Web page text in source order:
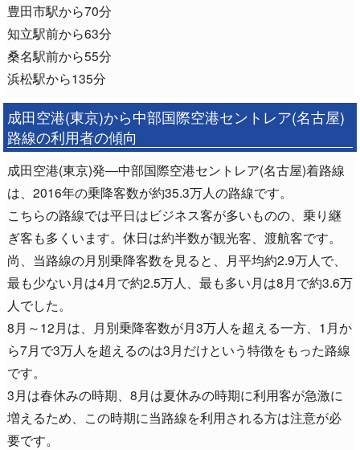
豊田市駅から70分
知立駅前から63分
桑名駅前から55分
浜松駅から135分
成田空港(東京)から中部国際空港セントレア(名古屋)
路線の利用者の傾向
成田空港(東京)発―中部国際空港セントレア(名古屋)着路線
は、2016年の乗降客数が約35.3万人の路線です。
こちらの路線では平日はビジネス客が多いものの、乗り継
ぎ客も多くいます。休日は約半数が観光客、渡航客です。
尚、当路線の月別乗降客数を見ると、月平均約2.9万人で、
最も少ない月は4月で約2.5万人、最も多い月は8月で約3.6万
人でした。
8月～12月は、月別乗降客数が月3万人を超える一方、1月か
ら7月で3万人を超えるのは3月だけという特徴をもった路線
です。
3月は春休みの時期、8月は夏休みの時期に利用客が急激に
増えるため、この時期に当路線を利用される方は注意が必
要です。